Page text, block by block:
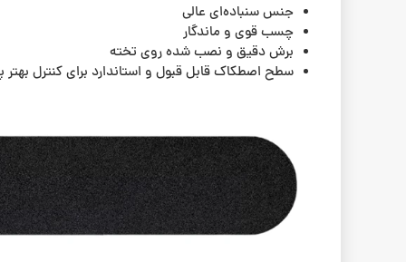
جنس سنباده‌ای عالی
چسب قوی و ماندگار
برش دقیق و نصب شده روی تخته
سطح اصطکاک قابل قبول و استاندارد برای کنترل بهتر